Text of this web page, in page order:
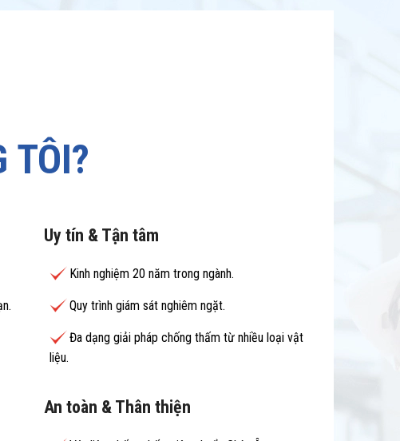
TÔI?
Uy tín & Tận tâm
Kinh nghiệm 20 năm trong ngành.
Quy trình giám sát nghiêm ngặt.
Đa dạng giải pháp chống thấm từ nhiều loại vật
liệu.
An toàn & Thân thiện